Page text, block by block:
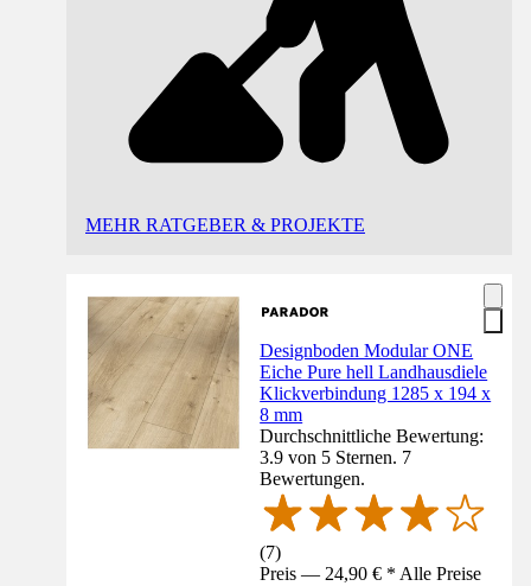
MEHR RATGEBER & PROJEKTE
Designboden Modular ONE
Eiche Pure hell Landhausdiele
Klickverbindung 1285 x 194 x
8 mm
Durchschnittliche Bewertung:
3.9 von 5 Sternen. 7
Bewertungen.
(7)
Preis — 24,90 € * Alle Preise